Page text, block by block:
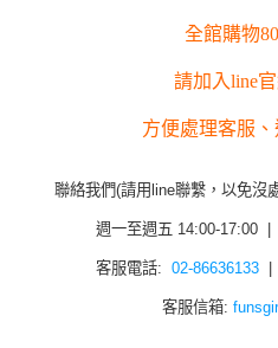
全館購物
請加入line
方便處理客服
聯絡我們(請用line聯繫，以免沒
週一至週五 14:00-17:00 |
客服電話: 02-86636133|
客服信箱: